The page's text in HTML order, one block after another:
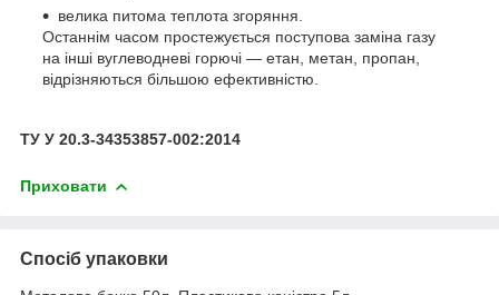
велика питома теплота згоряння.
Останнім часом простежується поступова заміна газу
на інші вуглеводневі горючі — етан, метан, пропан,
відрізняються більшою ефективністю.
ТУ У 20.3-34353857-002:2014
Приховати
Спосіб упаковки